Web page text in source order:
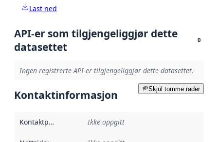
Last ned
API-er som tilgjengeliggjør dette
datasettet
0
Ingen registrerte API-er tilgjengeliggjør dette datasettet.
Skjul tomme rader
Kontaktinformasjon
Kontaktpunkt Ikke oppgitt